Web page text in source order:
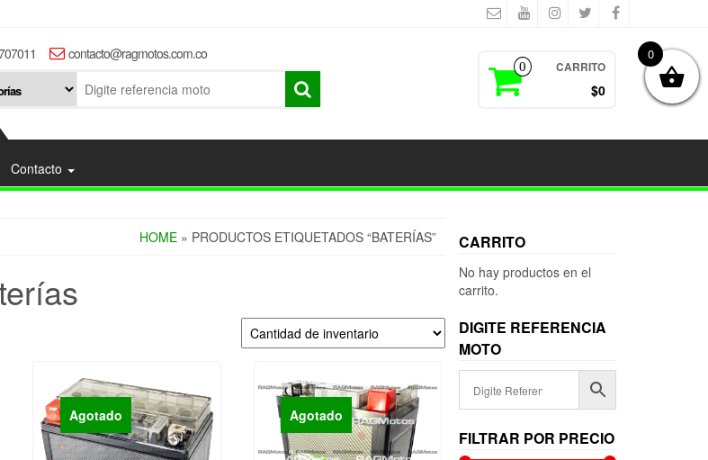
contacto@ragmotos.com.co
0 CARRITO
$0
Contacto
HOME » PRODUCTOS ETIQUETADOS “BATERÍAS”
Agotado Agotado
CARRITO
No hay productos en el
carrito.
DIGITE REFERENCIA
MOTO
FILTRAR POR PRECIO
0